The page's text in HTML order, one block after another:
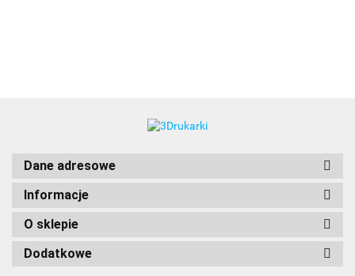
Dane adresowe
Informacje
O sklepie
Dodatkowe